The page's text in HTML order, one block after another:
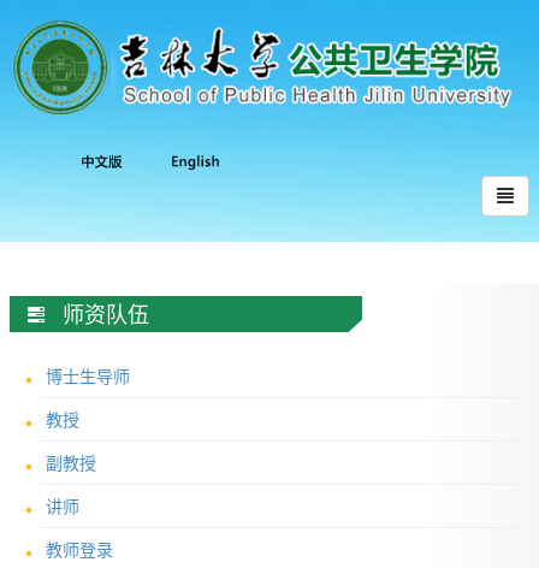
师资队伍
博士生导师
教授
副教授
讲师
教师登录